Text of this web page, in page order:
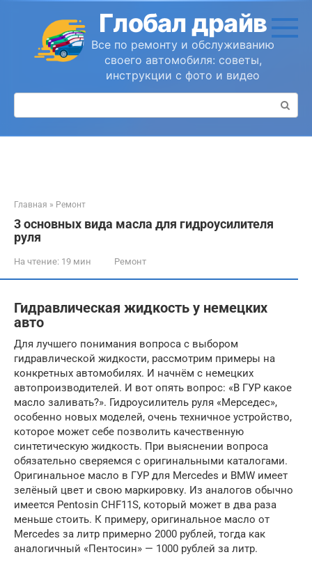
контенту
Глобал драйв
Все по ремонту и обслуживанию
своего автомобиля: советы,
инструкции с фото и видео
Поиск:
Главная » Ремонт
3 основных вида масла для гидроусилителя
руля
На чтение: 19 мин Ремонт
Гидравлическая жидкость у немецких
авто
Для лучшего понимания вопроса с выбором
гидравлической жидкости, рассмотрим примеры на
конкретных автомобилях. И начнём с немецких
автопроизводителей. И вот опять вопрос: «В ГУР какое
масло заливать?». Гидроусилитель руля «Мерседес»,
особенно новых моделей, очень техничное устройство,
которое может себе позволить качественную
синтетическую жидкость. При выяснении вопроса
обязательно сверяемся с оригинальными каталогами.
Оригинальное масло в ГУР для Mercedes и BMW имеет
зелёный цвет и свою маркировку. Из аналогов обычно
имеется Pentosin CHF11S, который может в два раза
меньше стоить. К примеру, оригинальное масло от
Mercedes за литр примерно 2000 рублей, тогда как
аналогичный «Пентосин» — 1000 рублей за литр.